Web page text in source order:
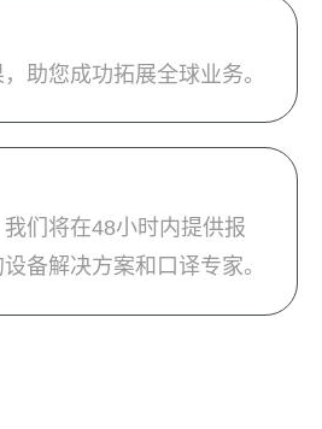
助您成功拓展全球业务。
们将在48小时内提供报
备解决方案和口译专家。